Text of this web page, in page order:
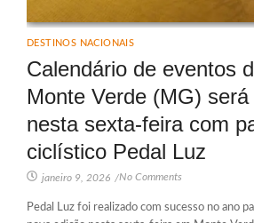
DESTINOS NACIONAIS
Calendário de eventos
Monte Verde (MG)
nesta sexta-feira com
ciclístico Pedal Luz
janeiro 9, 2026 /No Comments
Pedal Luz foi realizado com sucesso no ano